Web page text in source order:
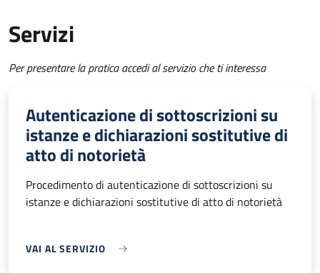
Servizi
Per presentare la pratica accedi al servizio che ti interessa
Autenticazione di sottoscrizioni su
istanze e dichiarazioni sostitutive di
atto di notorietà
Procedimento di autenticazione di sottoscrizioni su
istanze e dichiarazioni sostitutive di atto di notorietà
VAI AL SERVIZIO